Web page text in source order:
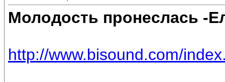
Молодость пронеслась -
http://www.bisound.com/